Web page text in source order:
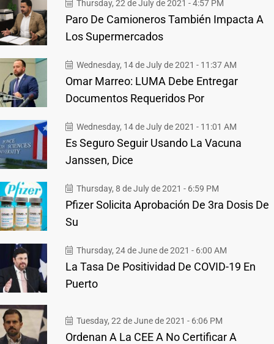
Thursday, 22 de July de 2021 - 4:57 PM
Paro De Camioneros También Impacta A
Los Supermercados
Wednesday, 14 de July de 2021 - 11:37 AM
Omar Marreo: LUMA Debe Entregar
Documentos Requeridos Por
Wednesday, 14 de July de 2021 - 11:01 AM
Es Seguro Seguir Usando La Vacuna
Janssen, Dice
Thursday, 8 de July de 2021 - 6:59 PM
Pfizer Solicita Aprobación De 3ra Dosis De
Su
Thursday, 24 de June de 2021 - 6:00 AM
La Tasa De Positividad De COVID-19 En
Puerto
Tuesday, 22 de June de 2021 - 6:06 PM
Ordenan A La CEE A No Certificar A